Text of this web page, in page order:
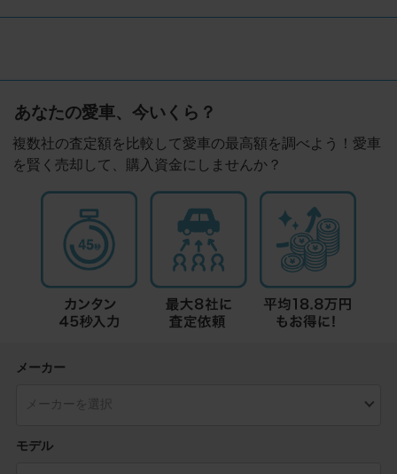
あなたの愛車、今いくら？
複数社の査定額を比較して愛車の最高額を調べよう！愛車
を賢く売却して、購入資金にしませんか？
メーカー
モデル